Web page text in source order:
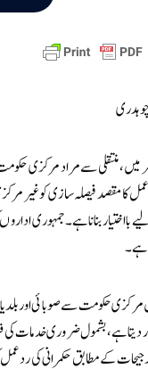
چوہدری
میں، منتقلی سے مراد مرکزی
کا مقصد فیصلہ سازی کو غیر
بنانا ہے۔ جمہوری
ہے۔
مرکزی حکومت سے صوبائی اور
دیتا ہے، بشمول ضروری خدمات کی
کے مطابق حکمرانی کی